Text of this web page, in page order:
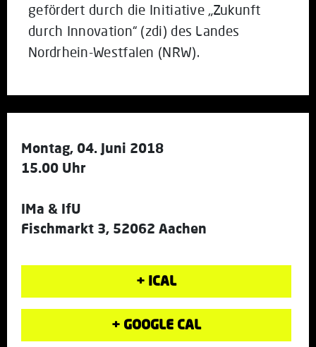
gefördert durch die Initiative „Zukunft
durch Innovation“ (zdi) des Landes
Nordrhein-Westfalen (NRW).
Montag, 04. Juni 2018
15.00 Uhr
IMa & IfU
Fischmarkt 3, 52062 Aachen
+ ICAL
+ GOOGLE CAL